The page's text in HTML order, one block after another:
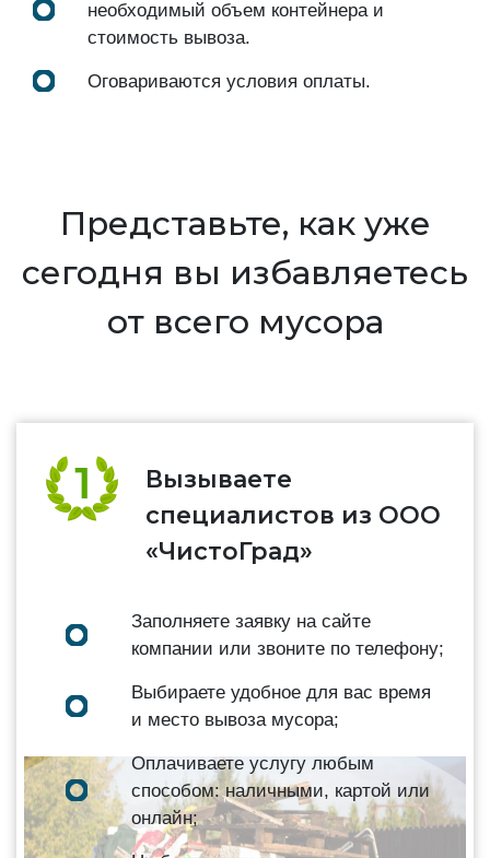
необходимый объем контейнера и
стоимость вывоза.
Оговариваются условия оплаты.
Представьте, как уже
сегодня вы избавляетесь
от всего мусора
Вызываете
специалистов из ООО
«ЧистоГрад»
Заполняете заявку на сайте
компании или звоните по телефону;
Выбираете удобное для вас время
и место вывоза мусора;
Оплачиваете услугу любым
способом: наличными, картой или
онлайн;